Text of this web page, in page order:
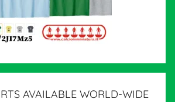
AVAILABLE WORLD-WIDE